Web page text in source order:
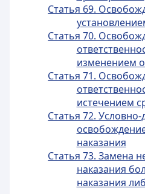
Статья 69.
Статья 70.
изменением
Статья 71.
истечением
Статья 72.
наказания
Статья 73. Замена
наказания
наказания